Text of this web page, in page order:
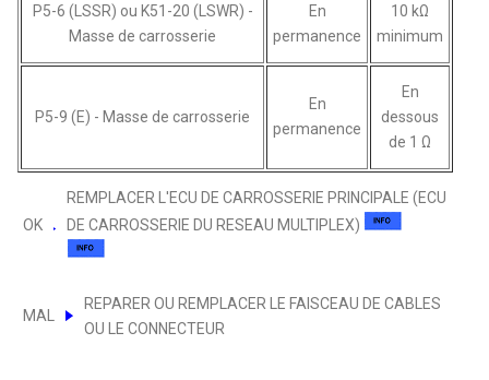
P5-6 (LSSR) ou K51-20 (LSWR) -
Masse de carrosserie
En
permanence
10 kΩ
minimum
P5-9 (E) - Masse de carrosserie
En
permanence
En
dessous
de 1 Ω
OK
REMPLACER L'ECU DE CARROSSERIE PRINCIPALE (ECU
DE CARROSSERIE DU RESEAU MULTIPLEX)
MAL
REPARER OU REMPLACER LE FAISCEAU DE CABLES
OU LE CONNECTEUR